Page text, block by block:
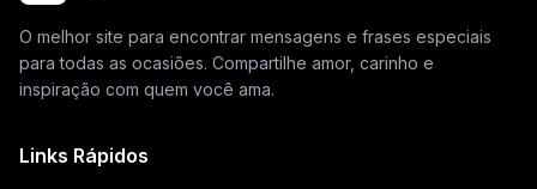
O melhor site para encontrar mensagens e frases especiais
para todas as ocasiões. Compartilhe amor, carinho e
inspiração com quem você ama.
Links Rápidos